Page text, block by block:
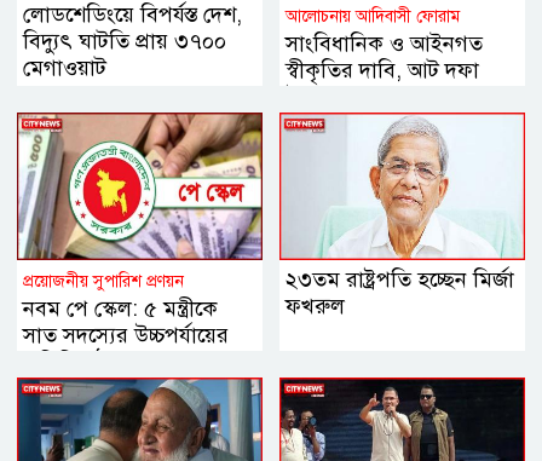
লোডশেডিংয়ে বিপর্যস্ত দেশ,
বিদ্যুৎ ঘাটতি প্রায় ৩৭০০
মেগাওয়াট
আলোচনায় আদিবাসী ফোরাম
সাংবিধানিক ও আইনগত
স্বীকৃতির দাবি, আট দফা
প্রয়োজনীয় সুপারিশ প্রণয়ন
নবম পে স্কেল: ৫ মন্ত্রীকে
সাত সদস্যের উচ্চপর্যায়ের
২৩তম রাষ্ট্রপতি হচ্ছেন মির্জা
ফখরুল